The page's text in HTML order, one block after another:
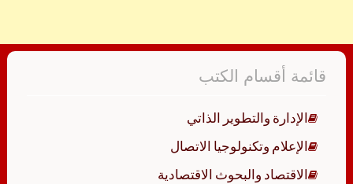
قائمة أقسام الكتب
الإدارة والتطوير الذاتي
الإعلام وتكنولوجيا الاتصال
الاقتصاد والبحوث الاقتصادية